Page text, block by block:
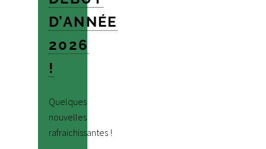
D’ANNÉE
2026
!
Quelques
nouvelles
rafraichissantes !